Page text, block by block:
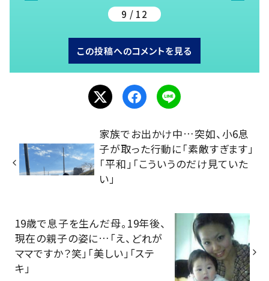
9 / 12
この投稿へのコメントを見る
家族でお出かけ中…突如、小6息
子が取った行動に「素敵すぎます」
「平和」「こういうのだけ見ていた
い」
19歳で息子を生んだ母。19年後、
現在の親子の姿に…「え、どれが
ママですか？笑」「美しい」「ステ
キ」